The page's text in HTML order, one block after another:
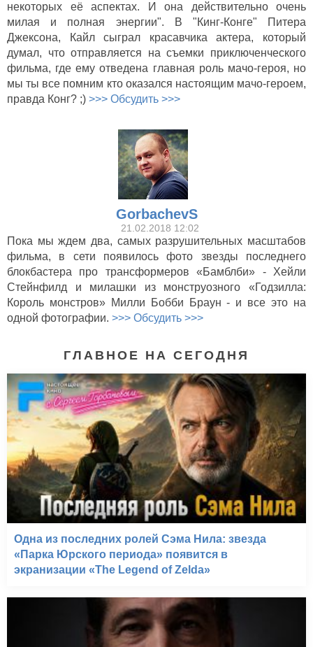
некоторых её аспектах. И она действительно очень
милая и полная энергии". В "Кинг-Конге" Питера
Джексона, Кайл сыграл красавчика актера, который
думал, что отправляется на съемки приключенческого
фильма, где ему отведена главная роль мачо-героя, но
мы ты все помним кто оказался настоящим мачо-героем,
правда Конг? ;) >>> Обсудить >>>
GorbachevS
21.02.2018 12:02
Пока мы ждем два, самых разрушительных масштабов
фильма, в сети появилось фото звезды последнего
блокбастера про трансформеров «Бамблби» - Хейли
Стейнфилд и милашки из монструозного «Годзилла:
Король монстров» Милли Бобби Браун - и все это на
одной фотографии. >>> Обсудить >>>
ГЛАВНОЕ НА СЕГОДНЯ
Одна из последних ролей Сэма Нила: звезда
«Парка Юрского периода» появится в
экранизации «The Legend of Zelda»